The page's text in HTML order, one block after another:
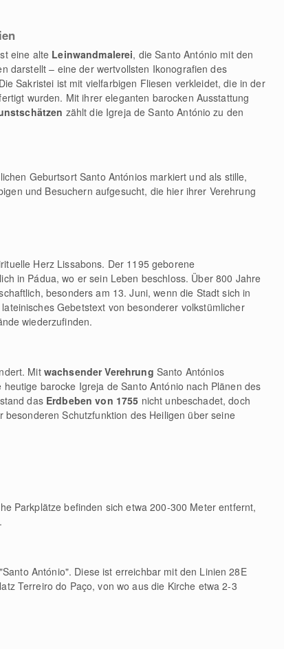
eine alte Leinwandmalerei, die Santo António mit den
darstellt – eine der wertvollsten Ikonografien des
Sakristei ist mit vielfarbigen Fliesen verkleidet, die in der
wurden. Mit ihrer eleganten barocken Ausstattung
zählt die Igreja de Santo António zu den
Geburtsort Santo Antónios markiert und als stille,
und Besuchern aufgesucht, die hier ihrer Verehrung
Herz Lissabons. Der 1195 geborene
in Pádua, wo er sein Leben beschloss. Über 800 Jahre
besonders am 13. Juni, wenn die Stadt sich in
Gebetstext von besonderer volkstümlicher
wiederzufinden.
Mit wachsender Verehrung Santo Antónios
barocke Igreja de Santo António nach Plänen des
das Erdbeben von 1755 nicht unbeschadet, doch
Schutzfunktion des Heiligen über seine
Parkplätze befinden sich etwa 200-300 Meter entfernt,
António". Diese ist erreichbar mit den Linien 28E
Terreiro do Paço, von wo aus die Kirche etwa 2-3